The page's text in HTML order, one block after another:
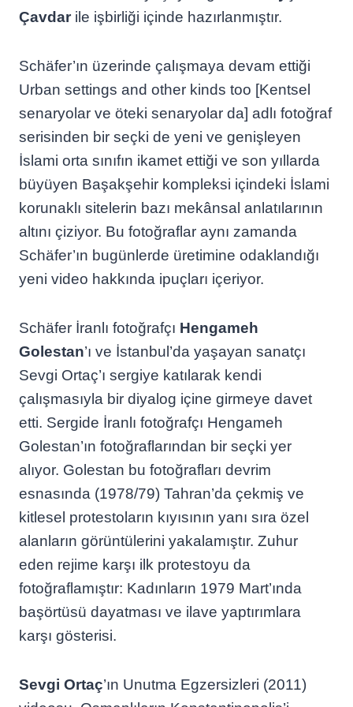
Çavdar ile işbirliği içinde hazırlanmıştır.
Schäfer’ın üzerinde çalışmaya devam ettiği
Urban settings and other kinds too [Kentsel
senaryolar ve öteki senaryolar da] adlı fotoğraf
serisinden bir seçki de yeni ve genişleyen
İslami orta sınıfın ikamet ettiği ve son yıllarda
büyüyen Başakşehir kompleksi içindeki İslami
korunaklı sitelerin bazı mekânsal anlatılarının
altını çiziyor. Bu fotoğraflar aynı zamanda
Schäfer’ın bugünlerde üretimine odaklandığı
yeni video hakkında ipuçları içeriyor.
Schäfer İranlı fotoğrafçı Hengameh
Golestan’ı ve İstanbul’da yaşayan sanatçı
Sevgi Ortaç’ı sergiye katılarak kendi
çalışmasıyla bir diyalog içine girmeye davet
etti. Sergide İranlı fotoğrafçı Hengameh
Golestan’ın fotoğraflarından bir seçki yer
alıyor. Golestan bu fotoğrafları devrim
esnasında (1978/79) Tahran’da çekmiş ve
kitlesel protestoların kıyısının yanı sıra özel
alanların görüntülerini yakalamıştır. Zuhur
eden rejime karşı ilk protestoyu da
fotoğraflamıştır: Kadınların 1979 Mart’ında
başörtüsü dayatması ve ilave yaptırımlara
karşı gösterisi.
Sevgi Ortaç’ın Unutma Egzersizleri (2011)